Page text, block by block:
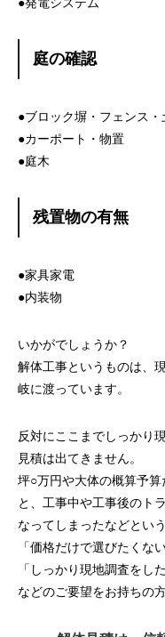
●発電システム
庭の確認
●ブロック塀・フェンス・
●カーポート・物置
●庭木
残置物の有無
●家具家電
●内装物
いかがでしょうか？
解体工事というものは、
岐に渡っています。
反対にここまでしっかり
見積は出てきません。
坪○万円や大体の概算予
と、工事中や工事後のト
なってしまったなどとい
「価格だけで選びたくない
「しっかり現地調査をし
などのご要望をお持ちの